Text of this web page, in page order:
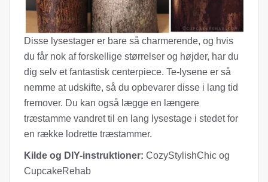
Disse lysestager er bare så charmerende, og hvis
du får nok af forskellige størrelser og højder, har du
dig selv et fantastisk centerpiece. Te-lysene er så
nemme at udskifte, så du opbevarer disse i lang tid
fremover. Du kan også lægge en længere
træstamme vandret til en lang lysestage i stedet for
en række lodrette træstammer.
Kilde og DIY-instruktioner: CozyStylishChic og
CupcakeRehab